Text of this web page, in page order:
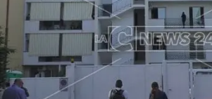
Economia e lavoro
Italia Mondo